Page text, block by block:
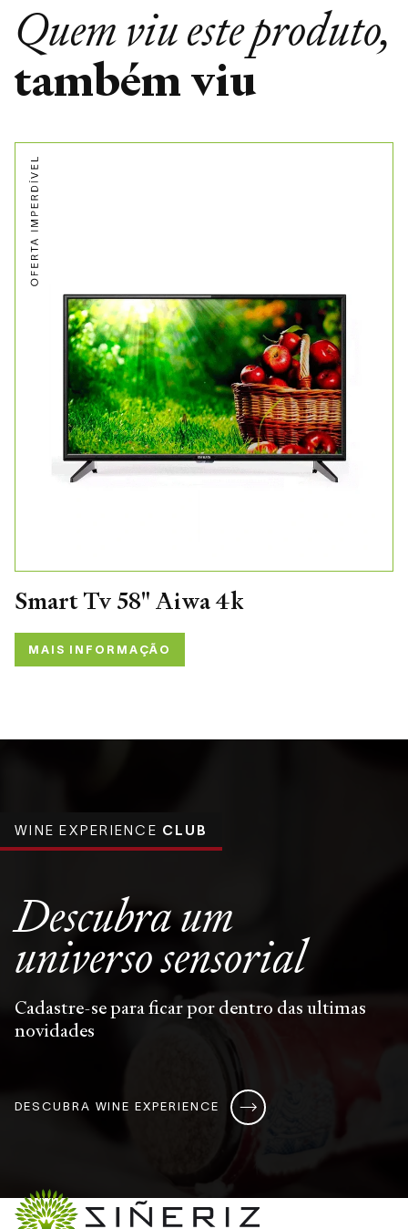
Quem viu este produto,
também viu
Smart Tv 58" Aiwa 4k
MAIS INFORMAÇÃO
WINE EXPERIENCE CLUB
Descubra um
universosensorial
Cadastre-se para ficar por dentro das ultimas
novidades
DESCUBRA WINE EXPERIENCE